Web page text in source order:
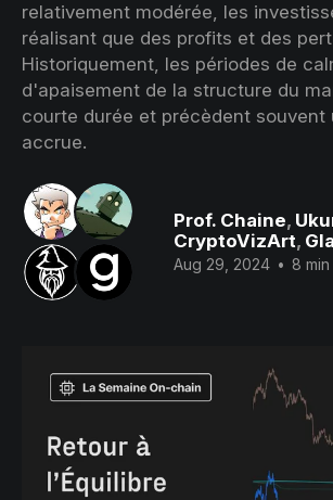
relativement modérée, les
réalisant que des profits et des
Historiquement, les périodes de
d'apaisement de la structure du
courte durée et précèdent souvent
accrue.
Prof. Chaine,
CryptoVizArt,
Aug 29, 2024 • 8